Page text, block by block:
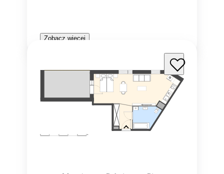
Zobacz więcej